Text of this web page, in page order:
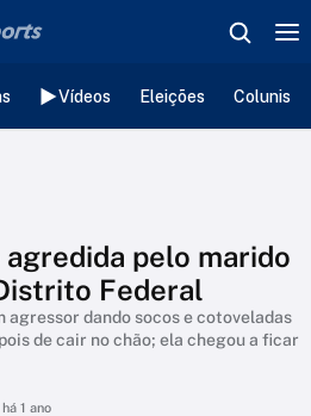
Vídeos Eleições
pelo marido
Federal
dando socos e cotoveladas
de cair no chão; ela chegou a ficar
1 ano